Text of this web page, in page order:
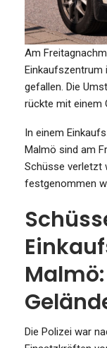
Am
Einkaufszentrum
gefallen. Die
rückte mit einem
In einem
Malmö sind am
Schüsse verletzt
festgenommen
Die Polizei war